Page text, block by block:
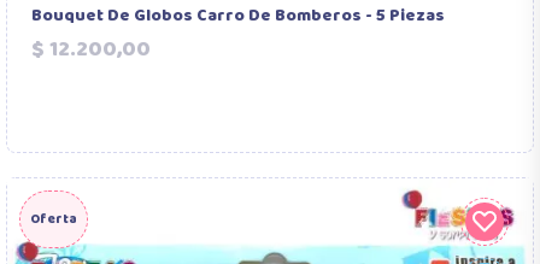
Bouquet De Globos Carro De Bomberos - 5 Piezas
$ 12.200,00
Oferta